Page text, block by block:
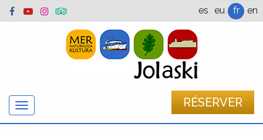
es eu fr en
RÉSERVER
Afficher
/